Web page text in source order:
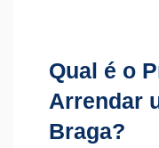
Qual é o
Arrendar
Braga?